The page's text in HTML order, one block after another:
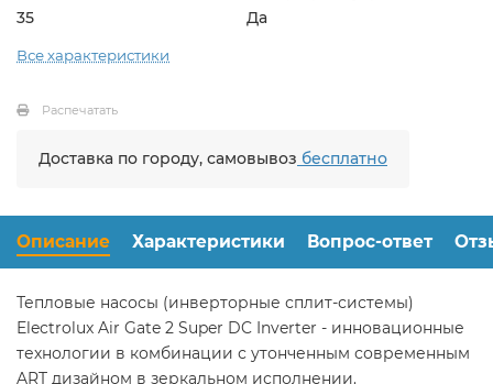
35 Да
Все характеристики
Распечатать
Доставка по городу, самовывоз бесплатно
Описание Характеристики Вопрос-ответ
Тепловые насосы (инверторные сплит-системы)
Electrolux Air Gate 2 Super DC Inverter - инновационные
технологии в комбинации с утонченным современным
ART дизайном в зеркальном исполнении.